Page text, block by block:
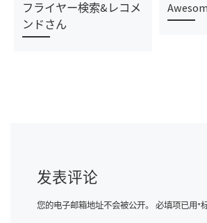
フライヤー検索&レコメ
ンドさん
发表评论
您的电子邮箱地址不会被公开。 必填项已用*